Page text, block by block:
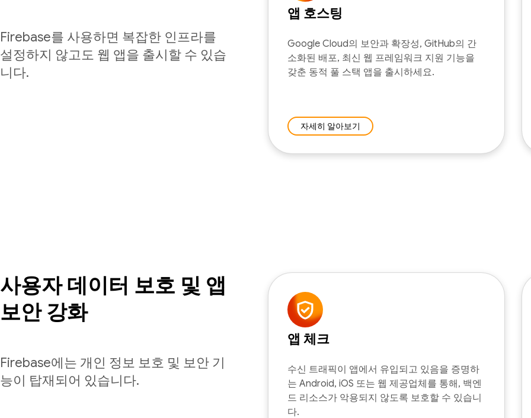
Firebase를 사용하면 복잡한 인프라를
설정하지 않고도 웹 앱을 출시할 수 있습
니다.
앱 호스팅
Google Cloud의 보안과 확장성, GitHub의 간
소화된 배포, 최신 웹 프레임워크 지원 기능을
갖춘 동적 풀 스택 앱을 출시하세요.
자세히 알아보기
사용자 데이터 보호 및 앱
보안 강화
Firebase에는 개인 정보 보호 및 보안 기
능이 탑재되어 있습니다.
앱 체크
수신 트래픽이 앱에서 유입되고 있음을 증명하
는 Android, iOS 또는 웹 제공업체를 통해, 백엔
드 리소스가 악용되지 않도록 보호할 수 있습니
다.